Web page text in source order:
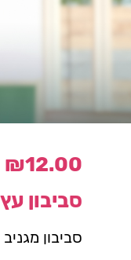
₪12.00
סביבון עץ
סביבון